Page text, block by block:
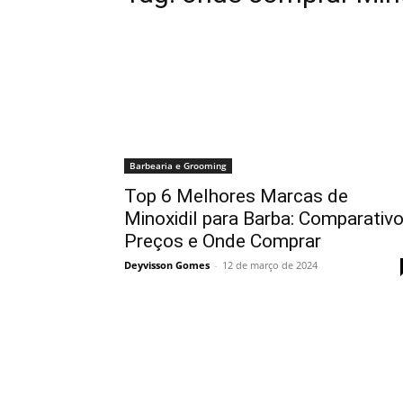
Barbearia e Grooming
Top 6 Melhores Marcas de
Minoxidil para Barba:
Preços e Onde Comprar
Deyvisson Gomes - 12 de março de 2024